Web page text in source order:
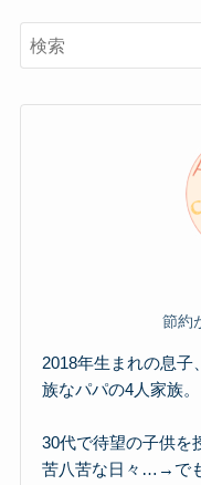
節約
2018年生まれの息子
族なパパの4人家族。
30代で待望の子供を
苦八苦な日々…→で